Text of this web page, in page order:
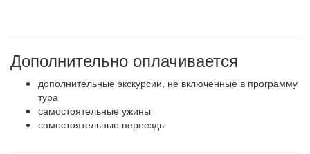
Дополнительно оплачивается
дополнительные экскурсии, не включенные в программу
тура
самостоятельные ужины
самостоятельные переезды